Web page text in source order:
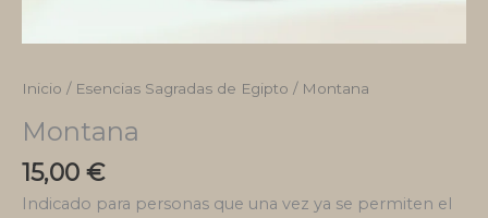
Inicio / Esencias Sagradas de Egipto / Montana
Montana
15,00 €
Indicado para personas que una vez ya se permiten el